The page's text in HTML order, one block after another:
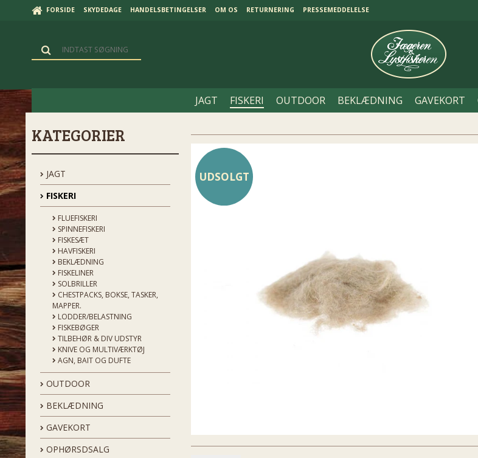
FORSIDE SKYDEDAGE HANDELSBETINGELSER OM OS RETURNERING PRESSEMEDDELELSE
JAGT FISKERI OUTDOOR BEKLÆDNING GAVEKORT
KATEGORIER
JAGT
FISKERI
FLUEFISKERI
SPINNEFISKERI
FISKESÆT
HAVFISKERI
BEKLÆDNING
FISKELINER
SOLBRILLER
CHESTPACKS, BOKSE, TASKER,
MAPPER.
LODDER/BELASTNING
FISKEBØGER
TILBEHØR & DIV UDSTYR
KNIVE OG MULTIVÆRKTØJ
AGN, BAIT OG DUFTE
OUTDOOR
BEKLÆDNING
GAVEKORT
OPHØRSDSALG
UDSOLGT